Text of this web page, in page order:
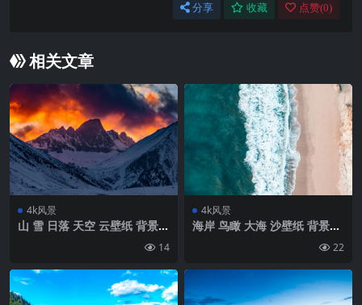
分享 收藏 点赞(0)
相关文章
4k风景
山 雪 日落 天空 云壁纸 背景4
14
4k风景
海岸 鸟瞰 大海 沙壁纸 背景4k
22